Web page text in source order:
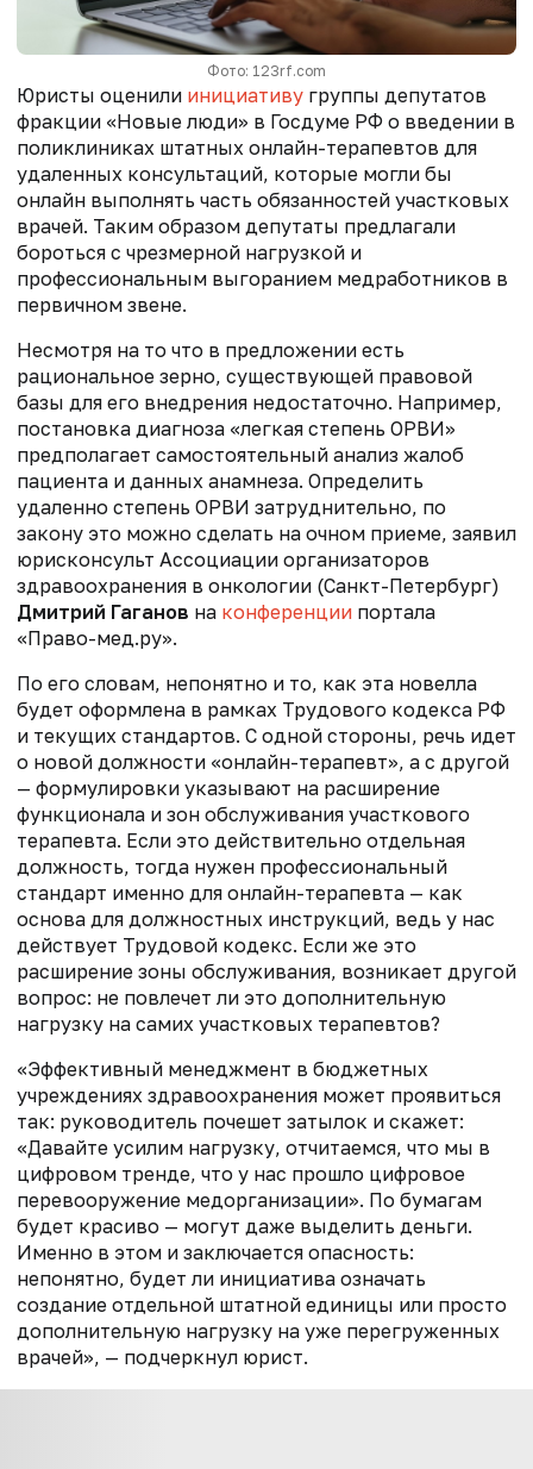
Фото: 123rf.com
Юристы оценили инициативу группы депутатов
фракции «Новые люди» в Госдуме РФ о введении в
поликлиниках штатных онлайн-терапевтов для
удаленных консультаций, которые могли бы
онлайн выполнять часть обязанностей участковых
врачей. Таким образом депутаты предлагали
бороться с чрезмерной нагрузкой и
профессиональным выгоранием медработников в
первичном звене.
Несмотря на то что в предложении есть
рациональное зерно, существующей правовой
базы для его внедрения недостаточно. Например,
постановка диагноза «легкая степень ОРВИ»
предполагает самостоятельный анализ жалоб
пациента и данных анамнеза. Определить
удаленно степень ОРВИ затруднительно, по
закону это можно сделать на очном приеме, заявил
юрисконсульт Ассоциации организаторов
здравоохранения в онкологии (Санкт-Петербург)
Дмитрий Гаганов на конференции портала
«Право-мед.ру».
По его словам, непонятно и то, как эта новелла
будет оформлена в рамках Трудового кодекса РФ
и текущих стандартов. С одной стороны, речь идет
о новой должности «онлайн-терапевт», а с другой
— формулировки указывают на расширение
функционала и зон обслуживания участкового
терапевта. Если это действительно отдельная
должность, тогда нужен профессиональный
стандарт именно для онлайн-терапевта — как
основа для должностных инструкций, ведь у нас
действует Трудовой кодекс. Если же это
расширение зоны обслуживания, возникает другой
вопрос: не повлечет ли это дополнительную
нагрузку на самих участковых терапевтов?
«Эффективный менеджмент в бюджетных
учреждениях здравоохранения может проявиться
так: руководитель почешет затылок и скажет:
«Давайте усилим нагрузку, отчитаемся, что мы в
цифровом тренде, что у нас прошло цифровое
перевооружение медорганизации». По бумагам
будет красиво — могут даже выделить деньги.
Именно в этом и заключается опасность:
непонятно, будет ли инициатива означать
создание отдельной штатной единицы или просто
дополнительную нагрузку на уже перегруженных
врачей», — подчеркнул юрист.